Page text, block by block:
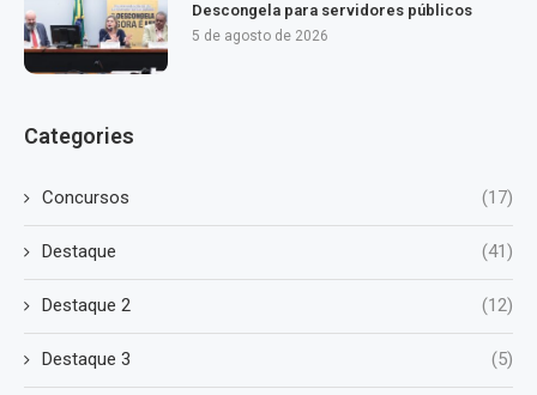
Descongela para servidores públicos
5 de agosto de 2026
Categories
Concursos (17)
Destaque (41)
Destaque 2 (12)
Destaque 3 (5)